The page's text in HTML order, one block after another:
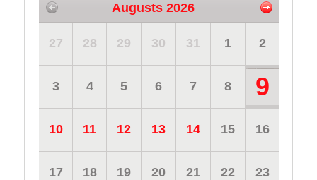
Augusts 2026
27 28 29 30 31 1 2
3 4 5 6 7 8 9
10 11 12 13 14 15 16
17 18 19 20 21 22 23